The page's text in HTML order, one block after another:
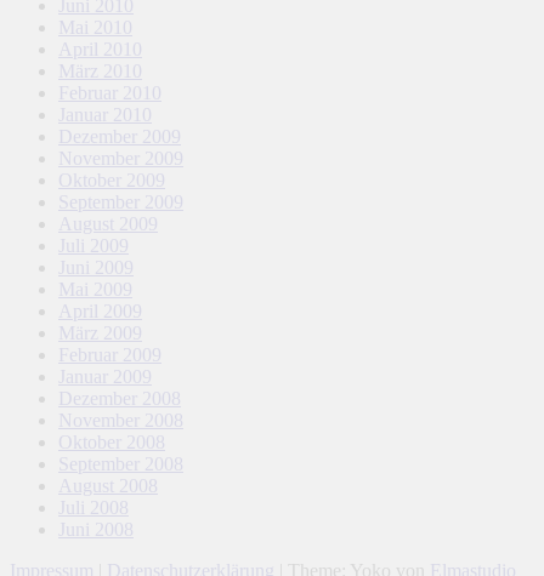
Juni 2010
Mai 2010
April 2010
März 2010
Februar 2010
Januar 2010
Dezember 2009
November 2009
Oktober 2009
September 2009
August 2009
Juli 2009
Juni 2009
Mai 2009
April 2009
März 2009
Februar 2009
Januar 2009
Dezember 2008
November 2008
Oktober 2008
September 2008
August 2008
Juli 2008
Juni 2008
Impressum
Datenschutzerklärung Theme: Yoko von Elmastudio